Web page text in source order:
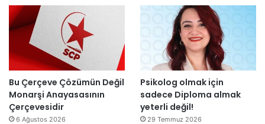
a
r
ı
k
a
l
m
a
y
Bu Çerçeve Çözümün Değil
Monarşi Anayasasının
Çerçevesidir
6 Ağustos 2026
Psikolog olmak için
sadece Diploma almak
yeterli değil!
29 Temmuz 2026